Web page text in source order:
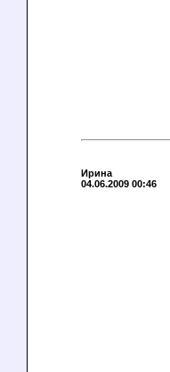
Ирина
04.06.2009 00:46